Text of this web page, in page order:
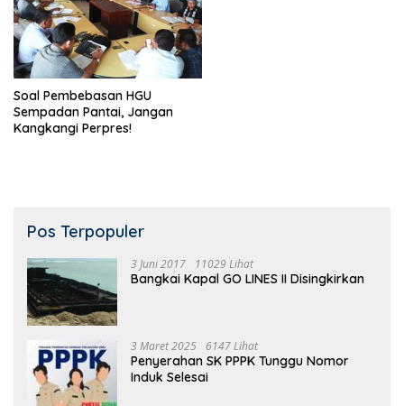
Soal Pembebasan HGU
Sempadan Pantai, Jangan
Kangkangi Perpres!
Pos Terpopuler
3 Juni 2017 11029 Lihat
Bangkai Kapal GO LINES II Disingkirkan
3 Maret 2025 6147 Lihat
Penyerahan SK PPPK Tunggu Nomor
Induk Selesai